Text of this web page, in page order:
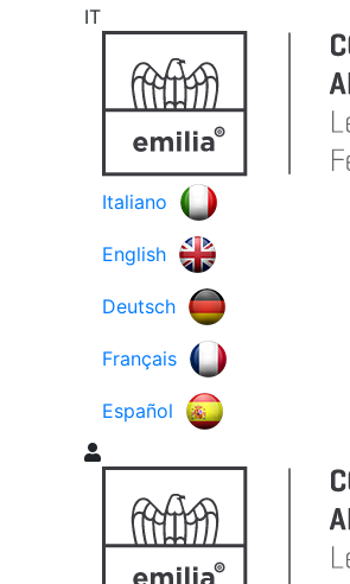
IT
Italiano
English
Deutsch
Français
Español